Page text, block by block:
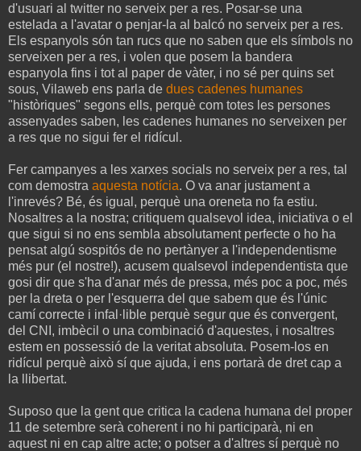
d'usuari al twitter no serveix per a res. Posar-se una
estelada a l'avatar o penjar-la al balcó no serveix per a res.
Els espanyols són tan rucs que no saben que els símbols no
serveixen per a res, i volen que posem la bandera
espanyola fins i tot al paper de vàter, i no sé per quins set
sous, Vilaweb ens parla de dues cadenes humanes
"històriques" segons ells, perquè com totes les persones
assenyades saben, les cadenes humanes no serveixen per
a res que no sigui fer el ridícul.
Fer campanyes a les xarxes socials no serveix per a res, tal
com demostra aquesta notícia. O va anar justament a
l'inrevés? Bé, és igual, perquè una oreneta no fa estiu.
Nosaltres a la nostra; critiquem qualsevol idea, iniciativa o el
que sigui si no ens sembla absolutament perfecte o ho ha
pensat algú sospitós de no pertànyer a l'independentisme
més pur (el nostre!), acusem qualsevol independentista que
gosi dir que s'ha d'anar més de pressa, més poc a poc, més
per la dreta o per l'esquerra del que sabem que és l'únic
camí correcte i infal·lible perquè segur que és convergent,
del CNI, imbècil o una combinació d'aquestes, i nosaltres
estem en possessió de la veritat absoluta. Posem-los en
ridícul perquè això sí que ajuda, i ens portarà de dret cap a
la llibertat.
Suposo que la gent que critica la cadena humana del proper
11 de setembre serà coherent i no hi participarà, ni en
aquest ni en cap altre acte; o potser a d'altres sí perquè no